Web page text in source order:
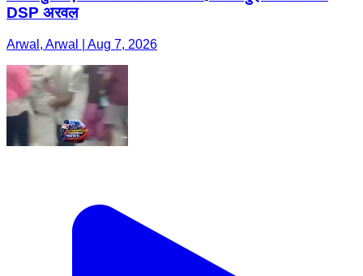
DSP अरवल
Arwal, Arwal | Aug 7, 2026